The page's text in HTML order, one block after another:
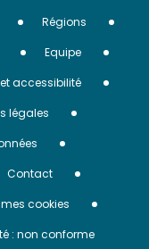
Régions
Equipe
accessibilité
légales
Contact
mes cookies
: non conforme